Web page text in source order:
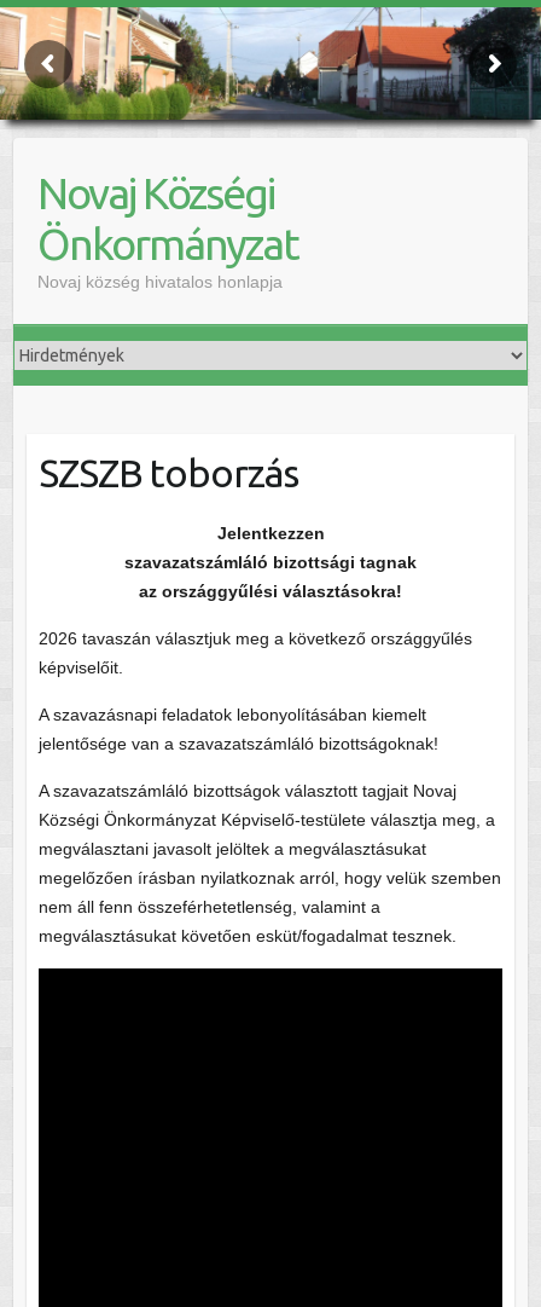
Novaj Községi
Önkormányzat
Novaj község hivatalos honlapja
SZSZB toborzás
Jelentkezzen
szavazatszámláló bizottsági tagnak
az országgyűlési választásokra!
2026 tavaszán választjuk meg a következő országgyűlés
képviselőit.
A szavazásnapi feladatok lebonyolításában kiemelt
jelentősége van a szavazatszámláló bizottságoknak!
A szavazatszámláló bizottságok választott tagjait Novaj
Községi Önkormányzat Képviselő-testülete választja meg, a
megválasztani javasolt jelöltek a megválasztásukat
megelőzően írásban nyilatkoznak arról, hogy velük szemben
nem áll fenn összeférhetetlenség, valamint a
megválasztásukat követően esküt/fogadalmat tesznek.